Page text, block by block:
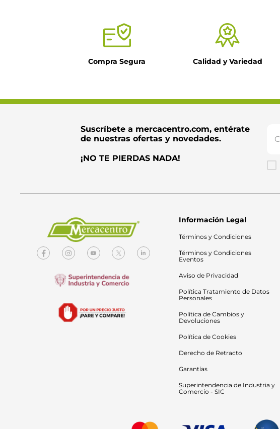
Dirección de email
Escribe un comentario
Compra Segura Calidad y Variedad
Suscríbete a mercacentro.com, entérate
de nuestras ofertas y novedades.
¡NO TE PIERDAS NADA!
Información Legal
Términos y Condiciones
Términos y Condiciones
Eventos
Aviso de Privacidad
Política Tratamiento de Datos
Personales
Política de Cambios y
Devoluciones
Política de Cookies
Derecho de Retracto
Garantías
Superintendencia de Industria y
Comercio - SIC